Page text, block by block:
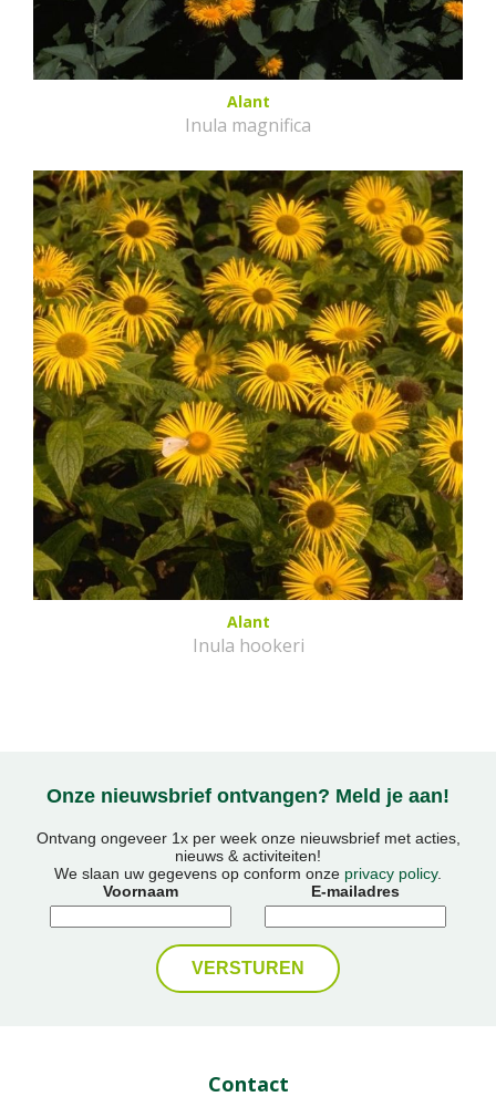
Alant
Inula magnifica
Alant
Inula hookeri
Onze nieuwsbrief ontvangen? Meld je aan!
Ontvang ongeveer 1x per week onze nieuwsbrief met acties,
nieuws & activiteiten!
We slaan uw gegevens op conform onze privacy policy.
Voornaam
E-mailadres
Contact